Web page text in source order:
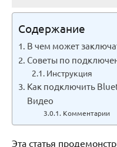
Содержание
В чем может
Советы по
Инструкция
Как подключить
Видео
Комментарии
Эта статья